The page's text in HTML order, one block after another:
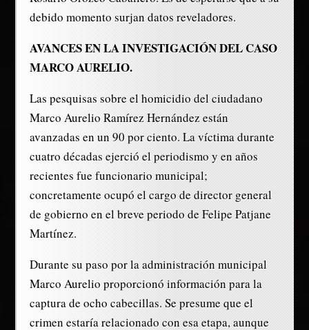
debido momento surjan datos reveladores.
AVANCES EN LA INVESTIGACIÓN DEL CASO
MARCO AURELIO.
Las pesquisas sobre el homicidio del ciudadano
Marco Aurelio Ramírez Hernández están
avanzadas en un 90 por ciento. La víctima durante
cuatro décadas ejerció el periodismo y en años
recientes fue funcionario municipal;
concretamente ocupó el cargo de director general
de gobierno en el breve periodo de Felipe Patjane
Martínez.
Durante su paso por la administración municipal
Marco Aurelio proporcionó información para la
captura de ocho cabecillas. Se presume que el
crimen estaría relacionado con esa etapa, aunque